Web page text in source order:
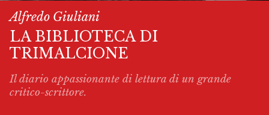
Alfredo Giuliani
LA BIBLIOTECA DI
TRIMALCIONE
Il diario appassionante di lettura di un grande
critico-scrittore.